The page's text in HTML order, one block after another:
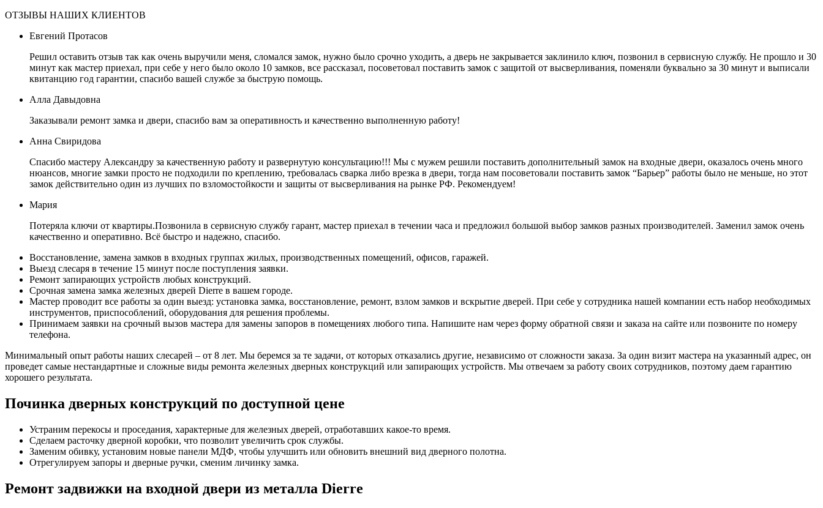
ОТЗЫВЫ НАШИХ КЛИЕНТОВ
Евгений Протасов
Решил оставить отзыв так как очень выручили меня, сломался замок, нужно было срочно уходить, а дверь не закрывается заклинило ключ, позвонил в сервисную службу. Не прошло и 30
минут как мастер приехал, при себе у него было около 10 замков, все рассказал, посоветовал поставить замок с защитой от высверливания, поменяли буквально за 30 минут и выписали
квитанцию год гарантии, спасибо вашей службе за быструю помощь.
Алла Давыдовна
Заказывали ремонт замка и двери, спасибо вам за оперативность и качественно выполненную работу!
Анна Свиридова
Спасибо мастеру Александру за качественную работу и развернутую консультацию!!! Мы с мужем решили поставить дополнительный замок на входные двери, оказалось очень много
нюансов, многие замки просто не подходили по креплению, требовалась сварка либо врезка в двери, тогда нам посоветовали поставить замок “Барьер” работы было не меньше, но этот
замок действительно один из лучших по взломостойкости и защиты от высверливания на рынке РФ. Рекомендуем!
Мария
Потеряла ключи от квартиры.Позвонила в сервисную службу гарант, мастер приехал в течении часа и предложил большой выбор замков разных производителей. Заменил замок очень
качественно и оперативно. Всё быстро и надежно, спасибо.
Восстановление, замена замков в входных группах жилых, производственных помещений, офисов, гаражей.
Выезд слесаря в течение 15 минут после поступления заявки.
Ремонт запирающих устройств любых конструкций.
Срочная замена замка железных дверей Dierre в вашем городе.
Мастер проводит все работы за один выезд: установка замка, восстановление, ремонт, взлом замков и вскрытие дверей. При себе у сотрудника нашей компании есть набор необходимых
инструментов, приспособлений, оборудования для решения проблемы.
Принимаем заявки на срочный вызов мастера для замены запоров в помещениях любого типа. Напишите нам через форму обратной связи и заказа на сайте или позвоните по номеру
телефона.
Минимальный опыт работы наших слесарей – от 8 лет. Мы беремся за те задачи, от которых отказались другие, независимо от сложности заказа. За один визит мастера на указанный адрес, он
проведет самые нестандартные и сложные виды ремонта железных дверных конструкций или запирающих устройств. Мы отвечаем за работу своих сотрудников, поэтому даем гарантию
хорошего результата.
Починка дверных конструкций по доступной цене
Устраним перекосы и проседания, характерные для железных дверей, отработавших какое-то время.
Сделаем расточку дверной коробки, что позволит увеличить срок службы.
Заменим обивку, установим новые панели МДФ, чтобы улучшить или обновить внешний вид дверного полотна.
Отрегулируем запоры и дверные ручки, сменим личинку замка.
Ремонт задвижки на входной двери из металла Dierre